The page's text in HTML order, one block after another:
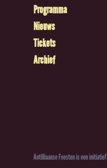
Programma
Nieuws
Tickets
Archief
Antilliaanse Feesten is een